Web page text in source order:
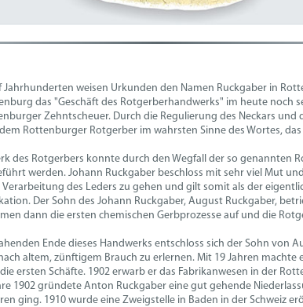
Jahrhunderten weisen Urkunden den Namen Ruckgaber in
das "Geschäft des Rotgerberhandwerks" im heute
Zehntscheuer. Durch die Regulierung des Neckars
Rottenburger Rotgerber im wahrsten Sinne des Wortes,
des Rotgerbers konnte durch den Wegfall der so genannten
werden. Johann Ruckgaber beschloss mit sehr viel Mut
des Leders zu gehen und gilt somit als der
Der Sohn des Johann Ruckgaber, August Ruckgaber,
dann die ersten chemischen Gerbprozesse auf und die
Ende dieses Handwerks entschloss sich der Sohn von
altem, zünftigem Brauch zu erlernen. Mit 19 Jahren
ersten Schäfte. 1902 erwarb er das Fabrikanwesen in der
1902 gründete Anton Ruckgaber eine gut gehende
ging. 1910 wurde eine Zweigstelle in Baden in der Schweiz